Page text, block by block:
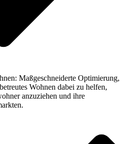
Maßgeschneiderte Optimierung,
Wohnen dabei zu helfen,
anzuziehen und ihre